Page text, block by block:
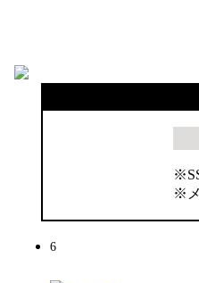
※
6